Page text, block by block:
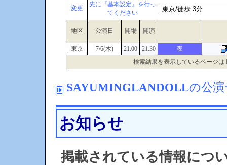
変更
先に『基本設定』を行っ
てください
地区 公演日 開場 開演
東京 7/6(木) 21:00 21:30
夜
検索結果を表示しているページは
SAYUMINGLANDOLLの公
お知らせ
掲載されている情報につ